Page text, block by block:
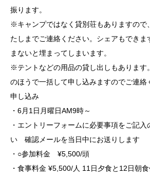
振ります。
※キャンプではなく 貸別荘もありますので
たしまでご連絡ください。シェアもできま
まないと埋まってしまいます。
※テントなどの用品の貸し出しもあります
のほうで一括して申し込みますのでご連絡
申し込み
・6月1日月曜日AM9時～
・ エントリーフォームに必要事項をご記入
い 確認メールを当日中にお送りします
・○参加料金 ¥5,500/頭
・食事料金 ¥5,500/人 11日夕食と12日朝